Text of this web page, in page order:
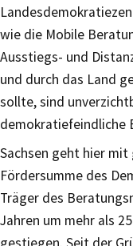
wie die Mobile
Ausstiegs- und
und durch das Land
sollte, sind
demokratiefeindliche
Sachsen geht hier
Fördersumme des
Träger des
Jahren um mehr als
gestiegen. Seit der